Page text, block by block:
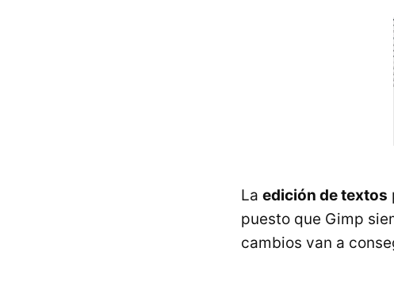
La edición de textos
puesto que Gimp
cambios van a